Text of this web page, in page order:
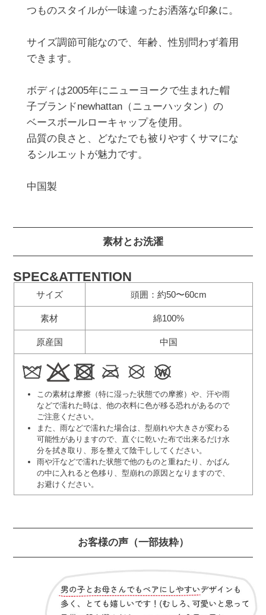
つものスタイルが一味違ったお洒落な印象に。
サイズ調節可能なので、年齢、性別問わず着用
できます。
ボディは2005年にニューヨークで生まれた帽
子ブランドnewhattan（ニューハッタン）の
ベースボールローキャップを使用。
品質の良さと、どなたでも被りやすくサマにな
るシルエットが魅力です。
素材とお洗濯
SPEC&ATTENTION
サイズ 頭囲：約50〜60cm
素材 綿100%
原産国 中国
この素材は摩擦（特に湿った状態での摩擦）や、汗や雨
などで濡れた時は、他の衣料に色が移る恐れがあるので
ご注意ください。
また、雨などで濡れた場合は、型崩れや大きさが変わる
可能性がありますので、直ぐに乾いた布で出来るだけ水
分を拭き取り、形を整えて陰干ししてください。
雨や汗などで濡れた状態で他のものと重ねたり、かばん
の中に入れると色移り、型崩れの原因となりますので、
お避けください。
お客様の声（一部抜粋）